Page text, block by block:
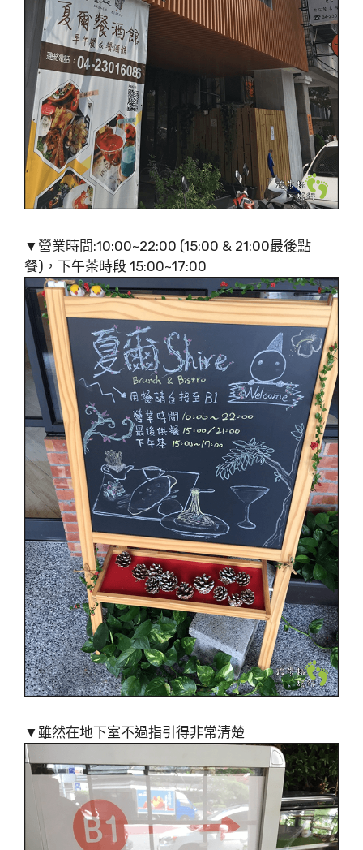
▼營業時間:10:00~22:00 (15:00 & 21:00最後點
餐)，下午茶時段 15:00~17:00
▼雖然在地下室不過指引得非常清楚